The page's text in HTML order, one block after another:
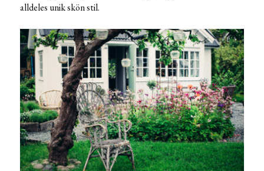
alldeles unik skön stil.